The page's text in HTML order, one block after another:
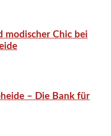
modischer Chic bei
– Die Bank für